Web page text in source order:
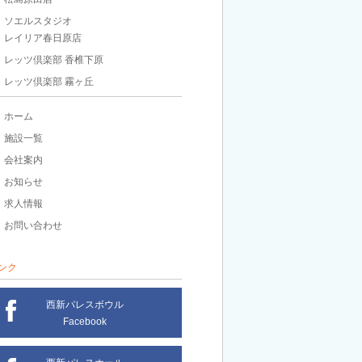
ソエルスタジオ
レイリア春日原店
レッツ倶楽部 香椎下原
レッツ倶楽部 霧ヶ丘
ホーム
施設一覧
会社案内
お知らせ
求人情報
お問い合わせ
ク
西新パレスボウル
Facebook